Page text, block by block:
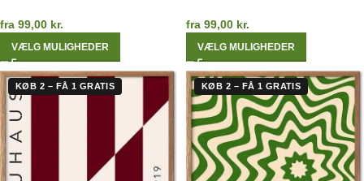
fra 99,00 kr.
VÆLG MULIGHEDER
fra 99,00 kr.
VÆLG MULIGHEDER
KØB 2 – FÅ 1 GRATIS KØB 2 – FÅ 1 GRATIS